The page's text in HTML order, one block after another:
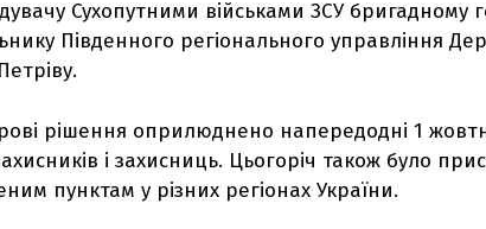
Сухопутними військами ЗСУ бригадному
Південного регіонального управління
рішення оприлюднено напередодні 1
і захисниць. Цьогоріч також було
пунктам у різних регіонах України.